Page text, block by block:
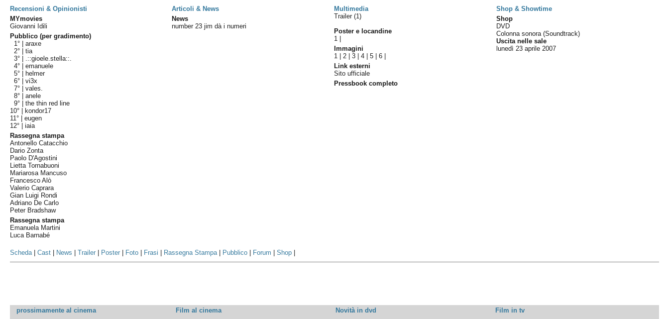
Recensioni & Opinionisti
Articoli & News Multimedia
Shop & Showtime
MYmovies
Giovanni Idili
Pubblico (per gradimento)
1° |araxe
2° |tia
3° | .::gioele.stella::.
4° |emanuele
5° |
helmer
6° |vi3x
7° |vales.
8° |anele
9° |the thin red line
10° |
kondor17
11° |eugen
12° |iaia
Rassegna stampa
Antonello Catacchio
Dario Zonta
Paolo D'Agostini
Lietta Tornabuoni
Mariarosa Mancuso
Francesco Alò
Valerio Caprara
Gian Luigi Rondi
Adriano De Carlo
Peter Bradshaw
Rassegna stampa
Emanuela Martini
Luca Barnabé
News
number 23 jim dà i numeri
Trailer (1)
Poster e locandine
1
Immagini
1 |2 |3 |4 |5 |6
Link esterni
Sito ufficiale
Pressbook completo
Shop
DVD
Colonna sonora (Soundtrack)
Uscita nelle sale
lunedì 23 aprile 2007
Scheda|Cast News |Trailer Poster Foto Frasi Rassegna Stampa| Pubblico Forum |Shop
prossimamente al cinema Film al cinema Novità in dvd
Film in tv